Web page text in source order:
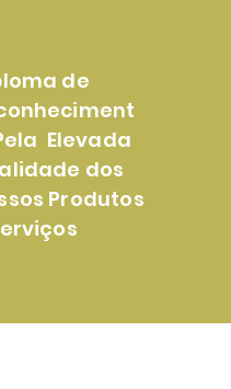
de
Elevada
dos
Produtos